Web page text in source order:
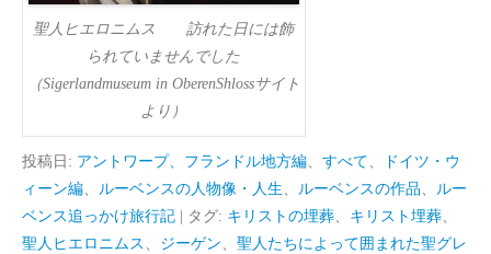
聖人ヒエロニムス 訪れた日には飾
られていませんでした
（Sigerlandmuseum in OberenShlossサイト
より）
投稿日: アントワープ、フランドル地方編、 すべて 、
ドイツ・ウ
ィーン編、 ルーベンスの人物像・人生 、 ルーベンスの作品 、 ルー
ベンス追っかけ旅行記
タグ: キリストの埋葬、 キリスト埋葬、
聖人ヒエロニムス 、 ジーゲン 、 聖人たちによって囲まれた聖グレ